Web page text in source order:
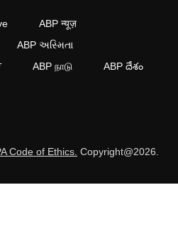
ABP न्यूज़
ABP અસ્મિતા
ABP நாடு ABP దేశం
Code of Ethics. Copyright@2026.